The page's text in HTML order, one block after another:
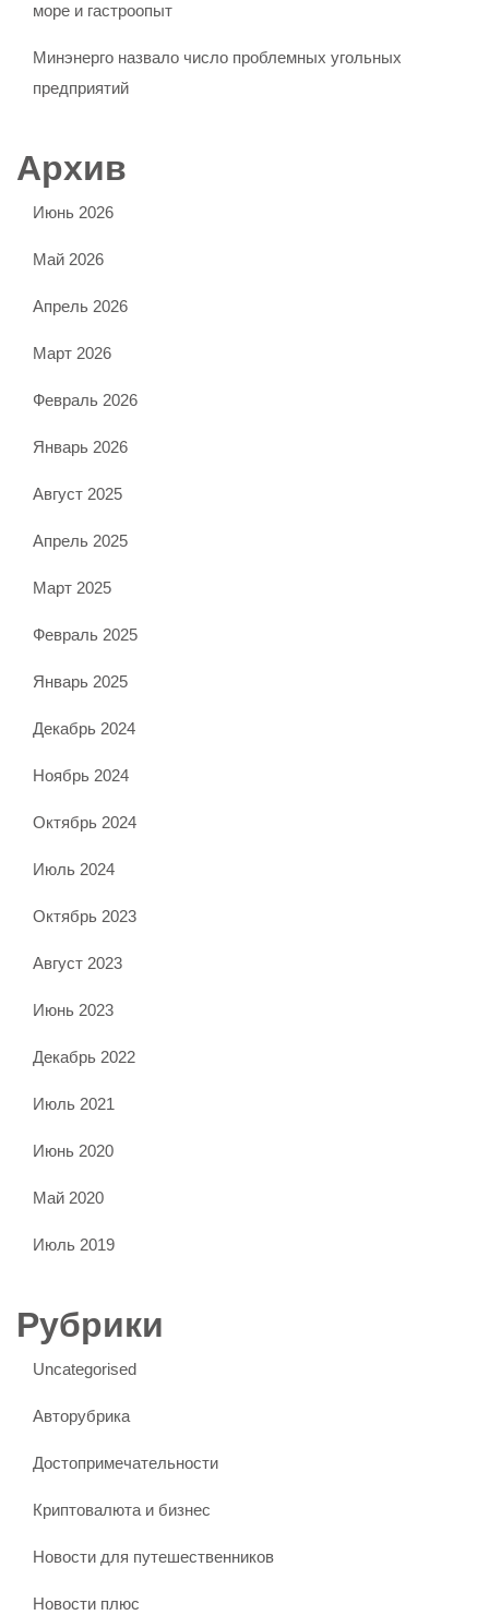
море и гастроопыт
Минэнерго назвало число проблемных угольных
предприятий
Архив
Июнь 2026
Май 2026
Апрель 2026
Март 2026
Февраль 2026
Январь 2026
Август 2025
Апрель 2025
Март 2025
Февраль 2025
Январь 2025
Декабрь 2024
Ноябрь 2024
Октябрь 2024
Июль 2024
Октябрь 2023
Август 2023
Июнь 2023
Декабрь 2022
Июль 2021
Июнь 2020
Май 2020
Июль 2019
Рубрики
Uncategorised
Авторубрика
Достопримечательности
Криптовалюта и бизнес
Новости для путешественников
Новости плюс